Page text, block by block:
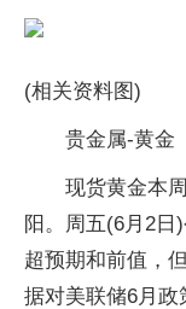
(相关资料图)
贵金属-黄金
现货黄金本
阳。周五(6月2日
超预期和前值，
据对美联储6月政